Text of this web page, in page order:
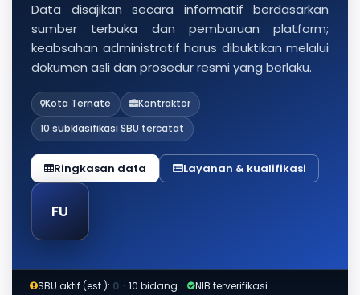
Data disajikan secara informatif berdasarkan
sumber terbuka dan pembaruan platform;
keabsahan administratif harus dibuktikan melalui
dokumen asli dan prosedur resmi yang berlaku.
Kota Ternate
Kontraktor
10 subklasifikasi SBU tercatat
Ringkasan data Layanan & kualifikasi
FU
SBU aktif (est.): 0 · 10 bidang
NIB terverifikasi